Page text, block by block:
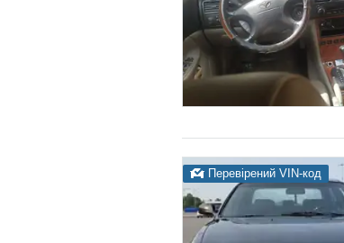
Перевірений VIN-код